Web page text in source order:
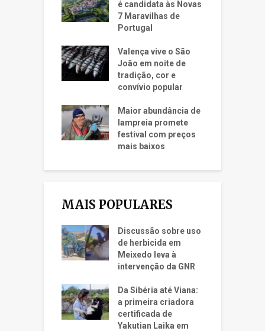
é candidata às Novas
7 Maravilhas de
Portugal
Valença vive o São
João em noite de
tradição, cor e
convívio popular
Maior abundância de
lampreia promete
festival com preços
mais baixos
MAIS POPULARES
Discussão sobre uso
de herbicida em
Meixedo leva à
intervenção da GNR
Da Sibéria até Viana:
a primeira criadora
certificada de
Yakutian Laika em